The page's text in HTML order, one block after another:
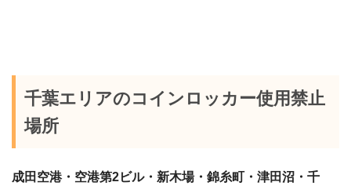
千葉エリアのコインロッカー使用禁止
場所
成田空港・空港第2ビル・新木場・錦糸町・津田沼・千